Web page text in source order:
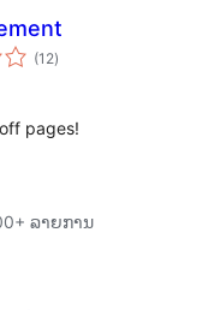
(12ຄະແນນ
ທັງໝົດ
)
pages!
ລາຍການ